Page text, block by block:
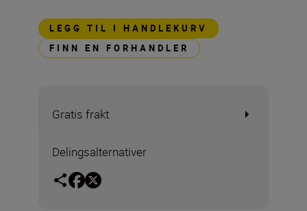
LEGG TIL I HANDLEKURV
FINN EN FORHANDLER
Gratis frakt
Delingsalternativer